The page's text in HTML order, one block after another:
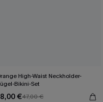
High-Waist Neckholder-
Bikini-Set
€47,00 €